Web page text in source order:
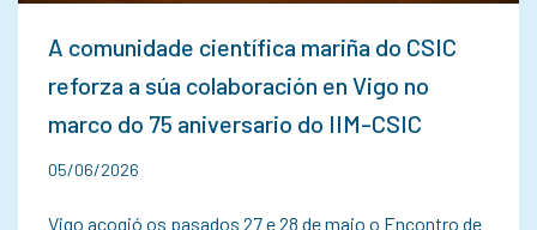
A comunidade científica mariña do CSIC
reforza a súa colaboración en Vigo no
marco do 75 aniversario do IIM-CSIC
05/06/2026
Vigo acogió os pasados 27 e 28 de maio o Encontro de